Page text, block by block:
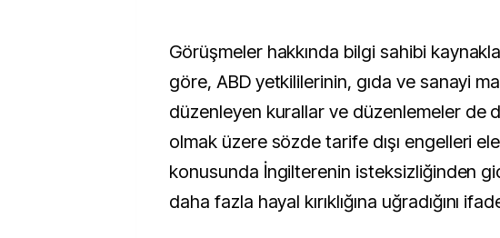
Görüşmeler hakkında bilgi sahibi
göre, ABD yetkililerinin, gıda ve sanayi
düzenleyen kurallar ve düzenlemeler de
olmak üzere sözde tarife dışı engelleri
konusunda İngilterenin isteksizliğinden
daha fazla hayal kırıklığına uğradığını